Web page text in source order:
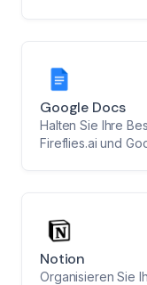
Google Docs
Halten Sie Ihre
Fireflies.ai und
Notion
Organisieren Sie